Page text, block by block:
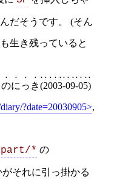
だそうです。 (そん
生き残っていると
にっき(2003-09-05)
?date=20030905 ,
* の
それに引っ掛かる